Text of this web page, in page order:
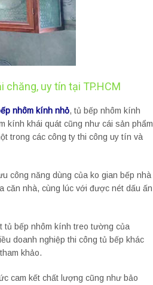
uy tín tại TP.HCM
nhôm kính nhỏ, tủ bếp nhôm kính
kính khái quát cũng như cái sản phẩm
trong các công ty thi công uy tín và
công năng dùng của ko gian bếp nhà
căn nhà, cùng lúc với được nét dấu ấn
tủ bếp nhôm kính treo tường của
doanh nghiệp thi công tủ bếp khác
khảo.
cam kết chất lượng cũng như bảo